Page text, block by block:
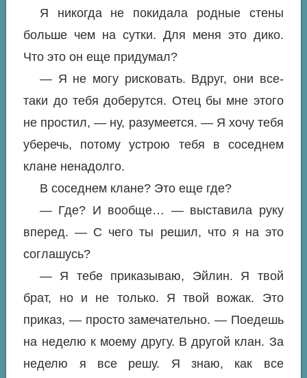
Я никогда не покидала родные стены
больше чем на сутки. Для меня это дико.
Что это он еще придумал?
— Я не могу рисковать. Вдруг, они все-
таки до тебя доберутся. Отец бы мне этого
не простил, — ну, разумеется. — Я хочу тебя
уберечь, потому устрою тебя в соседнем
клане ненадолго.
В соседнем клане? Это еще где?
— Где? И вообще… — выставила руку
вперед. — С чего ты решил, что я на это
соглашусь?
— Я тебе приказываю, Эйлин. Я твой
брат, но и не только. Я твой вожак. Это
приказ, — просто замечательно. — Поедешь
на неделю к моему другу. В другой клан. За
неделю я все решу. Я знаю, как все